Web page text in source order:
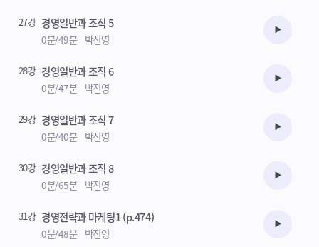
27강 경영일반과 조직 5
0분/49분 박진영 수강준비
28강 경영일반과 조직 6
0분/47분 박진영 수강준비
29강 경영일반과 조직 7
0분/40분 박진영 수강준비
30강 경영일반과 조직 8
0분/65분 박진영 수강준비
31강 경영전략과 마케팅1 (p.474)
0분/48분 박진영 수강준비